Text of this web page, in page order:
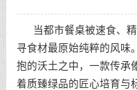
当都市餐桌被速食、精
寻食材最原始纯粹的风味
抱的沃土之中，一款传承
着质臻绿品的匠心培育与